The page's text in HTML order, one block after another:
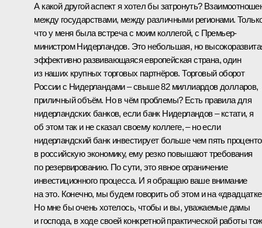
А какой другой аспект я хотел бы затронуть?
между государствами, между различными регионами.
что у меня была встреча с моим коллегой, с Премьер-
министром Нидерландов. Это небольшая, но
эффективно развивающаяся европейская страна, один
из наших крупных торговых партнёров. Торговый оборот
России с Нидерландами – свыше 82 миллиардов долларов,
приличный объём. Но в чём проблемы? Есть правила для
нидерландских банков, если банк Нидерландов – кстати, я
об этом так и не сказал своему коллеге, – но если
нидерландский банк инвестирует больше чем пять
в российскую экономику, ему резко повышают требования
по резервированию. По сути, это явное ограничение
инвестиционного процесса. И я обращаю ваше внимание
на это. Конечно, мы будем говорить об этом и на
Но мне бы очень хотелось, чтобы и вы, уважаемые дамы
и господа, в ходе своей конкретной практической работы